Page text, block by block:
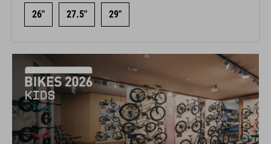
26" 27.5" 29"